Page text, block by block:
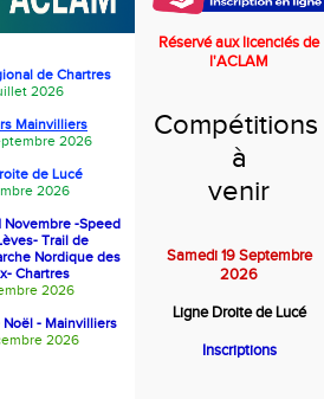
de Chartres
2026
Mainvilliers
2026
de Lucé
2026
Novembre -Speed
Trail de
Nordique des
Chartres
2026
Noël - Mainvilliers
2026
Réservé aux licenciés de
l'ACLAM
Compétitions
à
venir
Samedi 19 Septembre
2026
Ligne Droite de Lucé
Inscriptions